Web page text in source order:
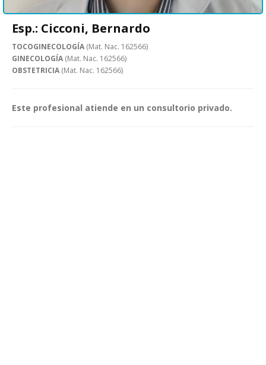
Esp.: Cicconi, Bernardo
TOCOGINECOLOGÍA (Mat. Nac. 162566)
GINECOLOGÍA (Mat. Nac. 162566)
OBSTETRICIA (Mat. Nac. 162566)
Este profesional atiende en un consultorio privado.